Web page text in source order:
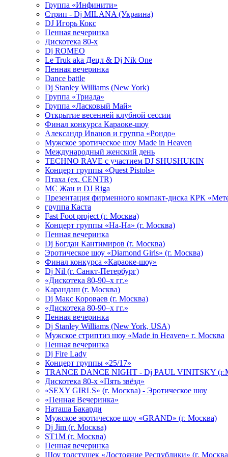
Группа «Инфинити»
Стрип - Dj MILANA (Украина)
DJ Игорь Кокс
Пенная вечеринка
Дискотека 80-х
Dj ROMEO
Le Truk aka Децл & Dj Nik One
Пенная вечеринка
Dance battle
Dj Stanley Williams (New York)
Группа «Триада»
Группа «Ласковый Май»
Открытие весенней клубной сессии
Финал конкурса Караоке-шоу
Александр Иванов и группа «Рондо»
Мужское эротическое шоу Made in Heaven
Международный женский день
TECHNO RAVE с участием DJ SHUSHUKIN
Концерт группы «Quest Pistols»
Птаха (ex. CENTR)
МС Жан и DJ Riga
Презентация фирменного компакт-диска КРК
группа Каста
Fast Foot project (г. Москва)
Концерт группы «На-На» (г. Москва)
Пенная вечеринка
Dj Богдан Кантимиров (г. Москва)
Эротическое шоу «Diamond Girls» (г. Москва)
Финал конкурса «Караоке-шоу»
Dj Nil (г. Санкт-Петербург)
«Дискотека 80-90–х гг.»
Карандаш (г. Москва)
Dj Макс Короваев (г. Москва)
«Дискотека 80-90–х гг.»
Пенная вечеринка
Dj Stanley Williams (New York, USA)
Мужское стриптиз шоу «Made in Heaven» г. Москва
Пенная вечеринка
Dj Fire Lady
Концерт группы «25/17»
TRANCE DANCE NIGHT - Dj PAUL VINITSKY
Дискотека 80-х «Пять звёзд»
«SEXY GIRLS» (г. Москва) - Эротическое шоу
«Пенная Вечеринка»
Hаташа Бакарди
Мужское эротическое шоу «GRAND» (г. Москва)
Dj Jim (г. Москва)
ST1M (г. Москва)
Пенная вечеринка
Шоу толстушек «Достояние Республики» (г.